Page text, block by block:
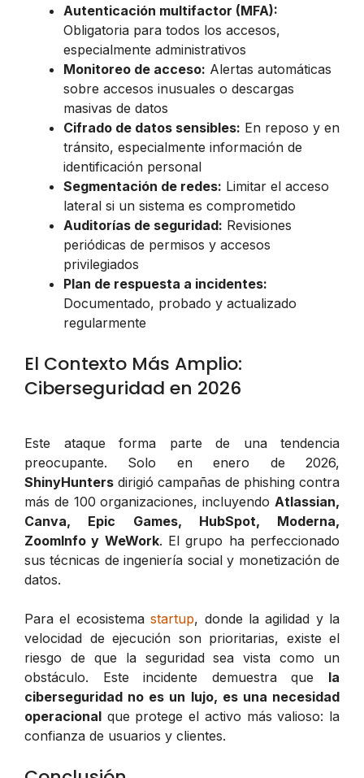
Autenticación multifactor (MFA):
Obligatoria para todos los accesos,
especialmente administrativos
Monitoreo de acceso: Alertas automáticas
sobre accesos inusuales o descargas
masivas de datos
Cifrado de datos sensibles: En reposo y en
tránsito, especialmente información de
identificación personal
Segmentación de redes: Limitar el acceso
lateral si un sistema es comprometido
Auditorías de seguridad: Revisiones
periódicas de permisos y accesos
privilegiados
Plan de respuesta a incidentes:
Documentado, probado y actualizado
regularmente
El Contexto Más Amplio:
Ciberseguridad en 2026
Este ataque forma parte de una tendencia
preocupante. Solo en enero de 2026,
ShinyHunters dirigió campañas de phishing contra
más de 100 organizaciones, incluyendo Atlassian,
Canva, Epic Games, HubSpot, Moderna,
ZoomInfo y WeWork. El grupo ha perfeccionado
sus técnicas de ingeniería social y monetización de
datos.
Para el ecosistemastartup, donde la agilidad y la
velocidad de ejecución son prioritarias, existe el
riesgo de que la seguridad sea vista como un
obstáculo. Este incidente demuestra que la
ciberseguridad no es un lujo, es una necesidad
operacional que protege el activo más valioso: la
confianza de usuarios y clientes.